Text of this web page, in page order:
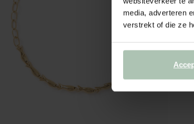
media, adverteren
verstrekt of die ze